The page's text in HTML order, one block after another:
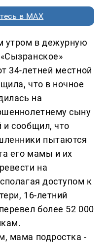
в MAX
утром в дежурную
34-летней местной
что в ночное
на
сыну
и сообщил, что
пытаются
его мамы и их
на
доступом к
16-летний
более 52 000
мама подростка -